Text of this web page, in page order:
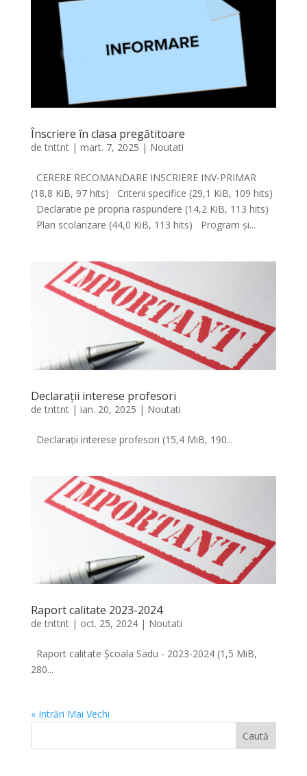
Înscriere în clasa pregătitoare
detnttnt| mart. 7, 2025 | Noutati
CERERE RECOMANDARE INSCRIERE INV-PRIMAR
(18,8 KiB, 97 hits) Criterii specifice (29,1 KiB, 109 hits)
Declaratie pe propria raspundere (14,2 KiB, 113 hits)
Plan scolarizare (44,0 KiB, 113 hits) Program și...
Declarații interese profesori
detnttnt| ian. 20, 2025 | Noutati
Declarații interese profesori (15,4 MiB, 190...
Raport calitate 2023-2024
detnttnt| oct. 25, 2024| Noutati
Raport calitate Școala Sadu - 2023-2024 (1,5 MiB,
280...
« Intrări Mai Vechi